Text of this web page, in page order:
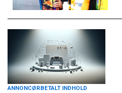
ANNONCØRBETALT INDHOLD